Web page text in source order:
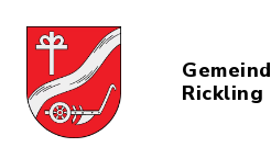
Rickling